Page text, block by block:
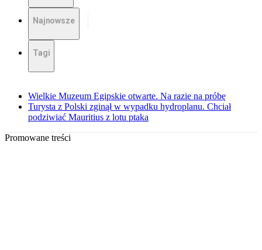
Najnowsze
Tagi
Wielkie Muzeum Egipskie otwarte. Na razie na próbę
Turysta z Polski zginął w wypadku hydroplanu. Chciał
podziwiać Mauritius z lotu ptaka
Promowane treści